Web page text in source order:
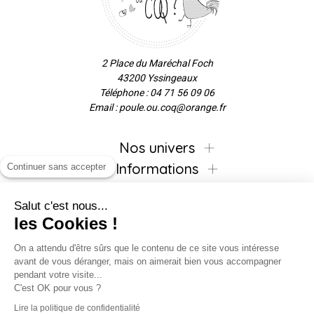
2 Place du Maréchal Foch
43200 Yssingeaux
Téléphone : 04 71 56 09 06
Email : poule.ou.coq@orange.fr
Nos univers
Informations
Inscrivez-vous à la newsletter !
Continuer sans accepter
Salut c'est nous...
les Cookies !
On a attendu d'être sûrs que le contenu de ce site vous intéresse
avant de vous déranger, mais on aimerait bien vous accompagner
pendant votre visite...
C'est OK pour vous ?
Lire la politique de confidentialité